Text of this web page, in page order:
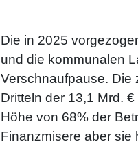
Die in 2025
und die kommunalen
Verschnaufpause. Die
Dritteln der 13,1 Mrd.
Höhe von 68% der
Finanzmisere aber sie